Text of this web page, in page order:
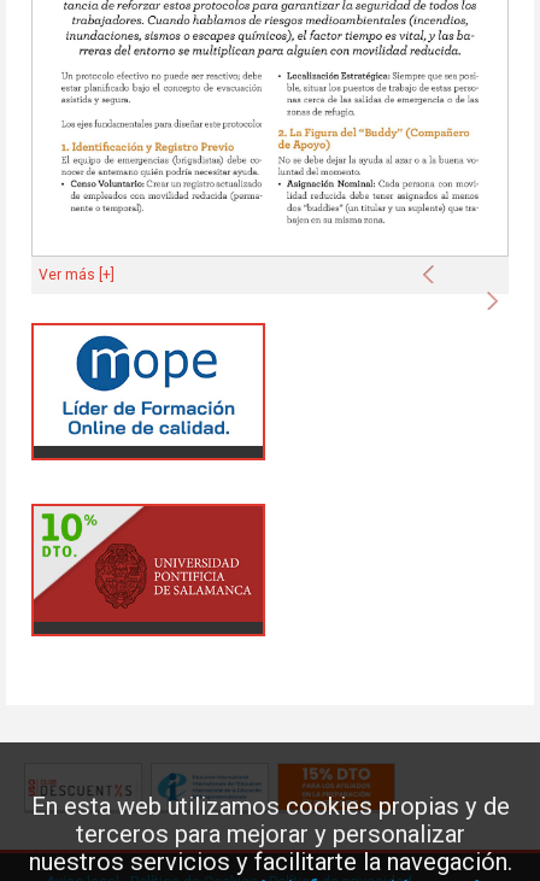
En esta web utilizamos cookies propias y de
terceros para mejorar y personalizar
nuestros servicios y facilitarte la navegación.
Anterior
Ver más [+]